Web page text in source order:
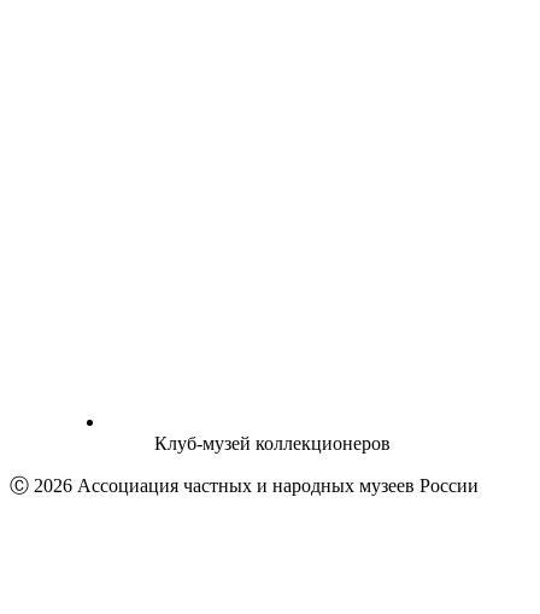
Клуб-музей коллекционеров
Ⓒ 2026 Ассоциация частных и народных музеев России